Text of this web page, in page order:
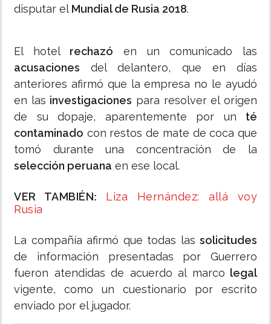
disputar el Mundial de Rusia 2018.
El hotel rechazó en un comunicado las
acusaciones del delantero, que en días
anteriores afirmó que la empresa no le ayudó
en las investigaciones para resolver el origen
de su dopaje, aparentemente por un té
contaminado con restos de mate de coca que
tomó durante una concentración de la
selección peruana en ese local.
VER TAMBIÉN: Liza Hernández: allá voy
Rusia
La compañía afirmó que todas las solicitudes
de información presentadas por Guerrero
fueron atendidas de acuerdo al marco legal
vigente, como un cuestionario por escrito
enviado por el jugador.